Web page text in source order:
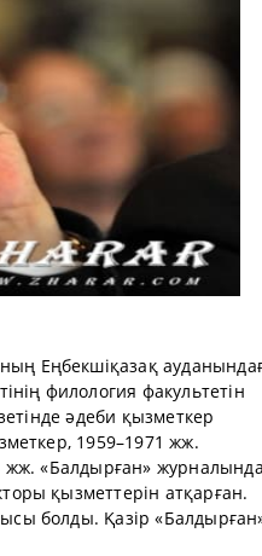
Еңбекшіқазақ
филология факультетін
әдеби қызметкер
1959–1971 жж.
жж. «Балдырған» журналында
қызметтерін атқарған.
болды. Қазір